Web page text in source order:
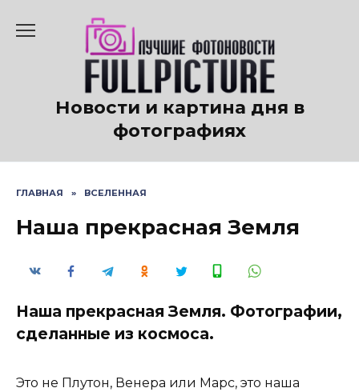
содержанию
Новости и картина дня в
фотографиях
ГЛАВНАЯ » ВСЕЛЕННАЯ
Наша прекрасная Земля
Наша прекрасная Земля. Фотографии,
сделанные из космоса.
Это не Плутон, Венера или Марс, это наша